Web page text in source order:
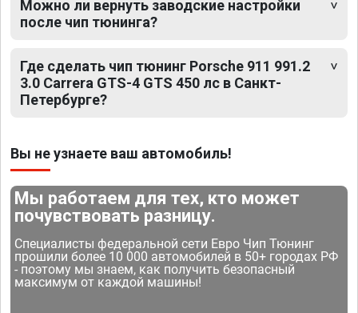
Можно ли вернуть заводские настройки
после чип тюнинга?
Где сделать чип тюнинг Porsche 911 991.2
3.0 Carrera GTS-4 GTS 450 лс в Санкт-
Петербурге?
Вы не узнаете ваш автомобиль!
Мы работаем для тех, кто может
почувствовать разницу.
Специалисты федеральной сети Евро Чип Тюнинг
прошили более 10 000 автомобилей в 50+ городах РФ
- поэтому мы знаем, как получить безопасный
максимум от каждой машины!